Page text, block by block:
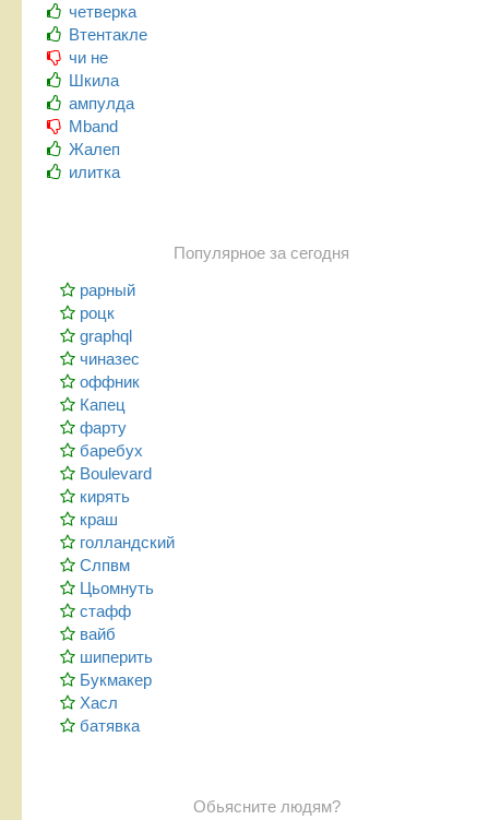
четверка
Втентакле
чи не
Шкила
ампулда
Mband
Жалеп
илитка
Популярное за сегодня
рарный
роцк
graphql
чиназес
оффник
Капец
фарту
баребух
Boulevard
кирять
краш
голландский
Слпвм
Цьомнуть
стафф
вайб
шиперить
Букмакер
Хасл
батявка
Обьясните людям?